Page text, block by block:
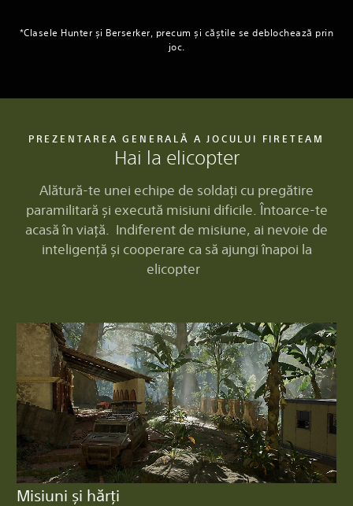
*Clasele Hunter și Berserker, precum și căștile se deblochează prin
joc.
PREZENTAREA GENERALĂ A JOCULUI FIRETEAM
Hai la elicopter
Alătură-te unei echipe de soldați cu pregătire
paramilitară și execută misiuni dificile. Întoarce-te
acasă în viață. Indiferent de misiune, ai nevoie de
inteligență și cooperare ca să ajungi înapoi la
elicopter
Misiuni și hărți